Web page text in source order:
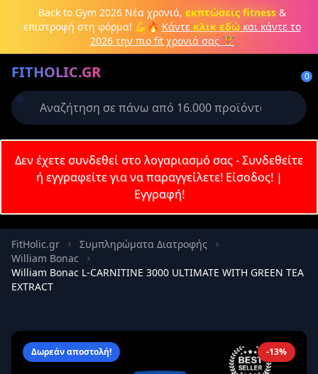
Μετάβαση στο κύριο περιεχόμενο
Back to Gym 2026Νέα χρονιά, εκπτώσεις fitness&
επιστροφή στη φόρμα! 💪🔥 Κάντε κλικ εδώκαι κάντε το
2026 την πιο fit χρονιά σας 🏋️
FITHOLIC.GR 0
Πρωτεΐνες Pre-Workout Aμινοξέα Καύση λίπους
Δεν έχετε συνδεθεί στο λογαριασμό σας - Συνδεθείτε
ή εγγραφείτε για να παραγγείλετε! Είσοδος!|
Εγγραφή!
FitHolic.gr
Συμπληρώματα Διατροφής
William Bonac
William Bonac L-CARNITINE 3000 ULTIMATE WITH GREEN TEA
EXTRACT
Δωρεάν αποστολή! -13%
Δημιουργήστε λογαριασμό ή
Απαιτείται για την ολοκλήρωση της
παραγγελίας σας
Σύνδεση Εγγραφή
Κωδικός